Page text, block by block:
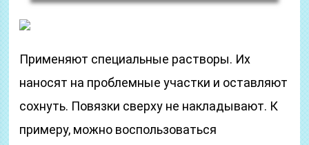
Применяют специальные растворы. Их
наносят на проблемные участки и оставляют
сохнуть. Повязки сверху не накладывают. К
примеру, можно воспользоваться